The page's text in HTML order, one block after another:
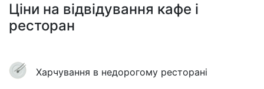
Ціни на відвідування кафе і
ресторан
Харчування в недорогому ресторані